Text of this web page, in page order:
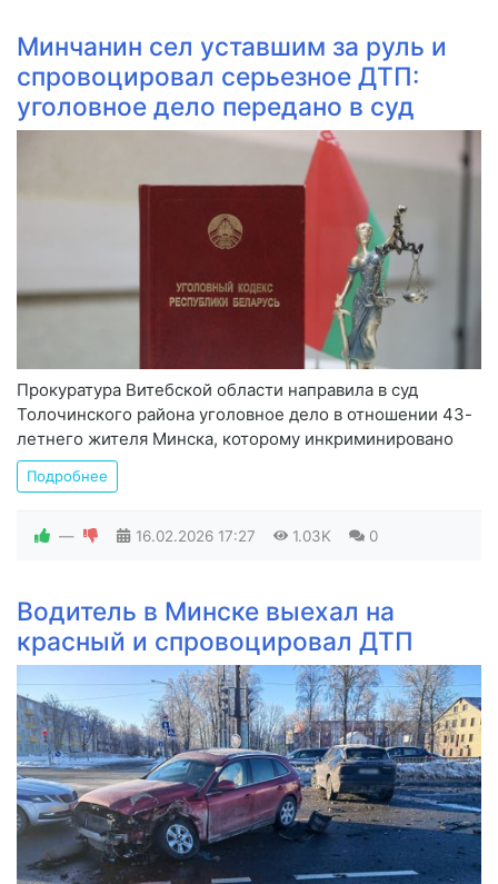
Минчанин сел уставшим за руль и
спровоцировал серьезное ДТП:
уголовное дело передано в суд
Прокуратура Витебской области направила в суд
Толочинского района уголовное дело в отношении 43-
летнего жителя Минска, которому инкриминировано
Подробнее
— 16.02.2026 17:27 1.03K 0
Водитель в Минске выехал на
красный и спровоцировал ДТП